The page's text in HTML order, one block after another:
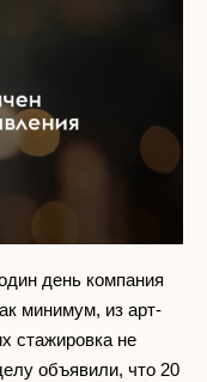
день компания
минимум, из арт-
стажировка не
объявили, что 20